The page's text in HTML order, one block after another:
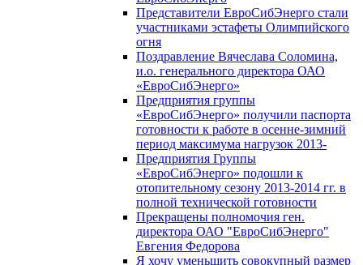
Представители ЕвроСибЭнерго стали
участниками эстафеты Олимпийского
огня
Поздравление Вячеслава Соломина,
и.о. генерального директора ОАО
«ЕвроСибЭнерго»
Предприятия группы
«ЕвроСибЭнерго» получили паспорта
готовности к работе в осенне-зимний
период максимума нагрузок 2013-
Предприятия Группы
«ЕвроСибЭнерго» подошли к
отопительному сезону 2013-2014 гг. в
полной технической готовности
Прекращены полномочия ген.
директора ОАО "ЕвроСибЭнерго"
Евгения Федорова
Я хочу уменьшить совокупный размер